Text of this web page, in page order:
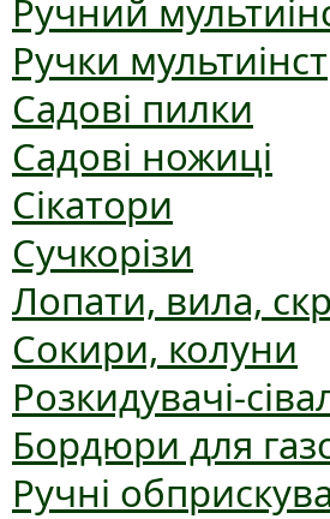
Ручний
Ручки
Садові пилки
Садові ножиці
Сікатори
Сучкорізи
Лопати, вила,
Сокири, колуни
Розкидувачі-
Бордюри для
Ручні